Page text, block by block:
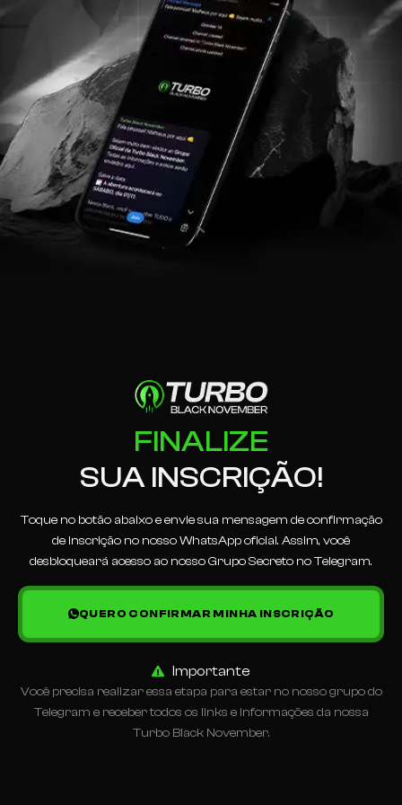
FINALIZE
SUA INSCRIÇÃO!
Toque no botão abaixo e envie sua mensagem de confirmação
de inscrição no nosso WhatsApp oficial. Assim, você
desbloqueará acesso ao nosso Grupo Secreto no Telegram.
QUERO CONFIRMAR MINHA INSCRIÇÃO
Importante
Você precisa realizar essa etapa para estar no nosso grupo do
Telegram e receber todos os links e informações da nossa
Turbo Black November.